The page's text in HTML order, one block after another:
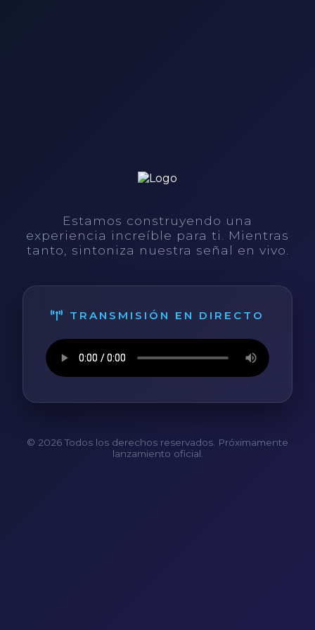
Estamos construyendo una
experiencia increíble para ti. Mientras
tanto, sintoniza nuestra señal en vivo.
TRANSMISIÓN EN DIRECTO
© 2026 Todos los derechos reservados. Próximamente
lanzamiento oficial.